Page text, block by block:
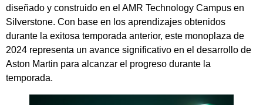
diseñado y construido en el AMR Technology Campus en
Silverstone. Con base en los aprendizajes obtenidos
durante la exitosa temporada anterior, este monoplaza de
2024 representa un avance significativo en el desarrollo de
Aston Martin para alcanzar el progreso durante la
temporada.